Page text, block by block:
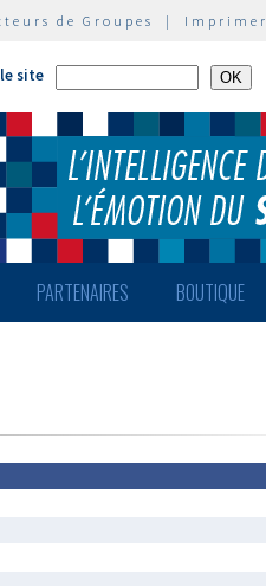
de Groupes | Imprimer
le site
PARTENAIRES BOUTIQUE